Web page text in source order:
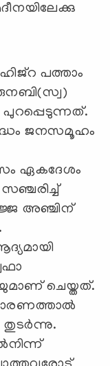
പത്താം
ജനസമൂഹം
ഏകദേശം
അഞ്ചിന്
ചെയ്തത്.